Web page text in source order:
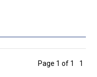
Page 1 of 1 1